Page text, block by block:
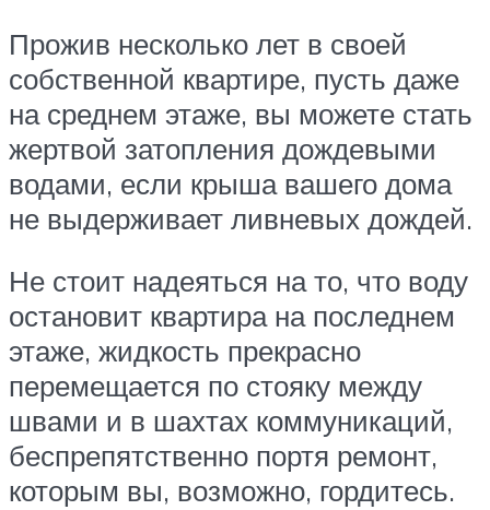
Прожив несколько лет в своей
собственной квартире, пусть даже
на среднем этаже, вы можете стать
жертвой затопления дождевыми
водами, если крыша вашего дома
не выдерживает ливневых дождей.
Не стоит надеяться на то, что воду
остановит квартира на последнем
этаже, жидкость прекрасно
перемещается по стояку между
швами и в шахтах коммуникаций,
беспрепятственно портя ремонт,
которым вы, возможно, гордитесь.